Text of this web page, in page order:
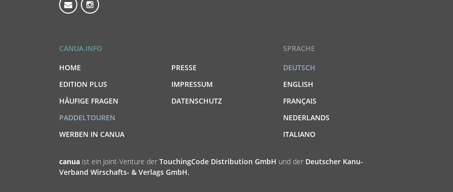
CANUA.INFO
HOME
EDITION PLUS
HÄUFIGE FRAGEN
PADDELTOUREN
WERBEN IN CANUA
PRESSE
IMPRESSUM
DATENSCHUTZ
SPRACHE
DEUTSCH
ENGLISH
FRANÇAIS
NEDERLANDS
ITALIANO
canua ist ein Joint-Venture der TouchingCode Distribution GmbH und der Deutscher Kanu-
Verband Wirschafts- & Verlags GmbH.